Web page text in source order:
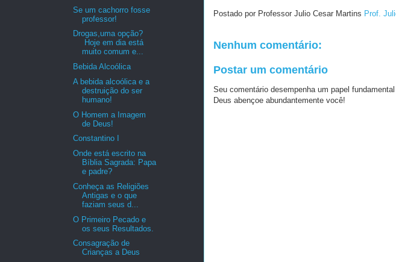
Postado por Professor Julio Cesar Martins Prof.
Nenhum comentário:
Postar um comentário
Seu comentário desempenha um papel
Deus abençoe abundantemente você!
Se um cachorro fosse
professor!
Drogas,uma opção?
Hoje em dia está
muito comum e...
Bebida Alcoólica
A bebida alcoólica e a
destruição do ser
humano!
O Homem a Imagem
de Deus!
Constantino I
Onde está escrito na
Bíblia Sagrada: Papa
e padre?
Conheça as Religiões
Antigas e o que
faziam seus d...
O Primeiro Pecado e
os seus Resultados.
Consagração de
Crianças a Deus